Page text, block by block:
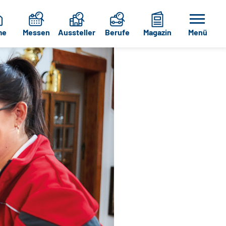
Messen Aussteller Berufe Magazin Menü